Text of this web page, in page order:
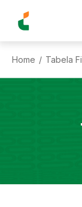
Home / Tabela